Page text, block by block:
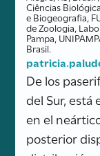
Ciências
e Biogeografia,
de Zoologia,
Pampa,
Brasil.
De los
del Sur, está
en el
posterior